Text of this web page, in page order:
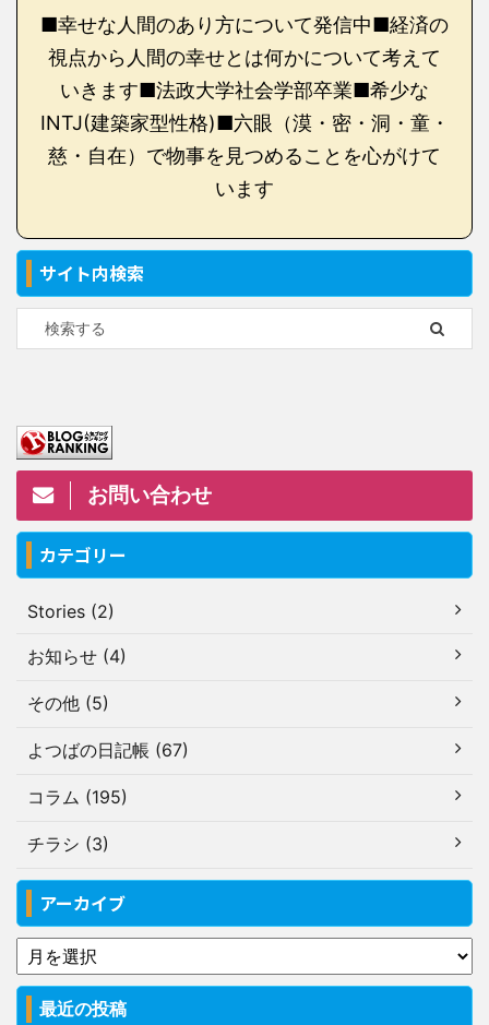
■幸せな人間のあり方について発信中■経済の
視点から人間の幸せとは何かについて考えて
いきます■法政大学社会学部卒業■希少な
INTJ(建築家型性格)■六眼（漠・密・洞・童・
慈・自在）で物事を見つめることを心がけて
います
サイト内検索
お問い合わせ
カテゴリー
Stories (2)
お知らせ (4)
その他 (5)
よつばの日記帳 (67)
コラム (195)
チラシ (3)
アーカイブ
最近の投稿